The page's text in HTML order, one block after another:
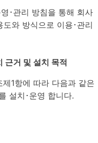
･관리 방침을 통해 회사
와 방식으로 이용･관리
근거 및 설치 목적
1항에 따라 다음과 같은
설치･운영 합니다.